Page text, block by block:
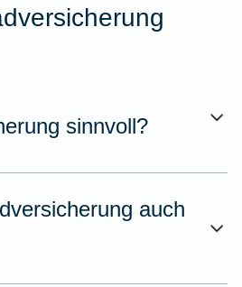
sinnvoll?
auch